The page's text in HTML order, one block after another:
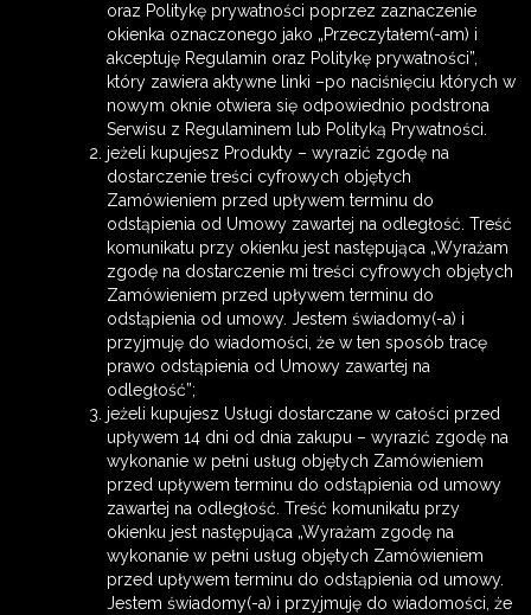
oraz Politykę prywatności poprzez zaznaczenie
okienka oznaczonego jako „Przeczytałem(-am) i
akceptuję Regulamin oraz Politykę prywatności”,
który zawiera aktywne linki –po naciśnięciu których w
nowym oknie otwiera się odpowiednio podstrona
Serwisu z Regulaminem lub Polityką Prywatności.
jeżeli kupujesz Produkty – wyrazić zgodę na
dostarczenie treści cyfrowych objętych
Zamówieniem przed upływem terminu do
odstąpienia od Umowy zawartej na odległość. Treść
komunikatu przy okienku jest następująca „Wyrażam
zgodę na dostarczenie mi treści cyfrowych objętych
Zamówieniem przed upływem terminu do
odstąpienia od umowy. Jestem świadomy(-a) i
przyjmuję do wiadomości, że w ten sposób tracę
prawo odstąpienia od Umowy zawartej na
odległość”;
jeżeli kupujesz Usługi dostarczane w całości przed
upływem 14 dni od dnia zakupu – wyrazić zgodę na
wykonanie w pełni usług objętych Zamówieniem
przed upływem terminu do odstąpienia od umowy
zawartej na odległość. Treść komunikatu przy
okienku jest następująca „Wyrażam zgodę na
wykonanie w pełni usług objętych Zamówieniem
przed upływem terminu do odstąpienia od umowy.
Jestem świadomy(-a) i przyjmuję do wiadomości, że